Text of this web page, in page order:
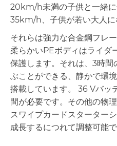
20km/h未満の子供と一緒
35km/h、子供が若い大人に
それらは強力な合金鋼フレ
柔らかいPEボディはライダ
保護します。それは、3時
ぶことができる、静かで環
搭載しています。 36 Vバッ
間が必要です。その他の物
スワイプカードスターター
成長するにつれて調整可能で